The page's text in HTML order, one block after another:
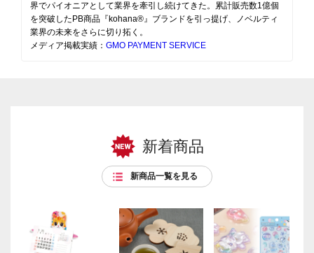
界でパイオニアとして業界を牽引し続けてきた。累計販売数1億個
を突破したPB商品『kohana®』ブランドを引っ提げ、ノベルティ
業界の未来をさらに切り拓く。
メディア掲載実績： GMO PAYMENT SERVICE
新着商品
新商品一覧を見る